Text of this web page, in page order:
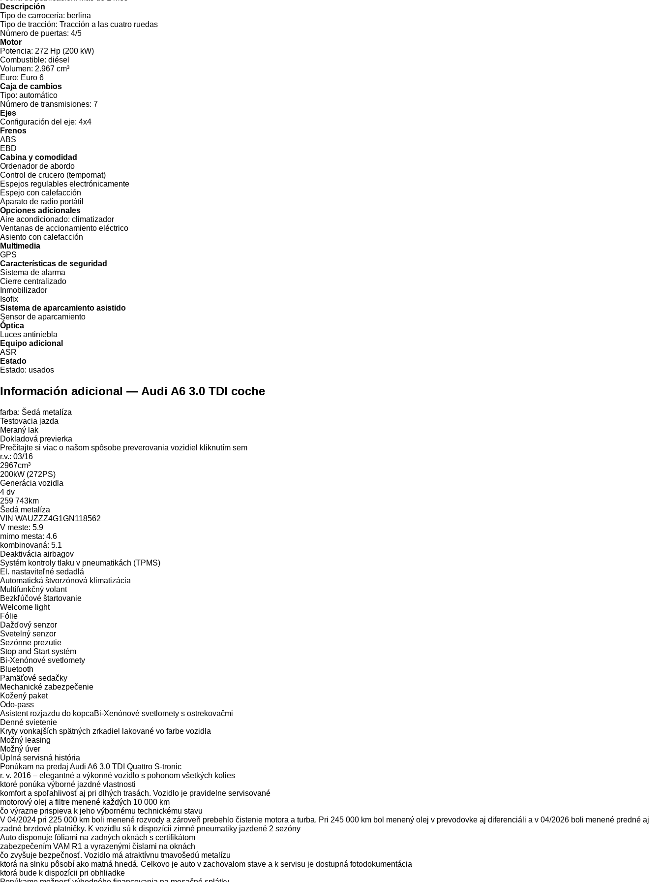
Descripción
Tipo de carrocería: berlina
Tipo de tracción: Tracción a las cuatro ruedas
Número de puertas: 4/5
Motor
Potencia: 272 Hp (200 kW)
Combustible: diésel
Volumen: 2.967 cm³
Euro: Euro 6
Caja de cambios
Tipo: automático
Número de transmisiones: 7
Ejes
Configuración del eje: 4x4
Frenos
ABS
EBD
Cabina y comodidad
Ordenador de abordo
Control de crucero (tempomat)
Espejos regulables electrónicamente
Espejo con calefacción
Aparato de radio portátil
Opciones adicionales
Aire acondicionado: climatizador
Ventanas de accionamiento eléctrico
Asiento con calefacción
Multimedia
GPS
Características de seguridad
Sistema de alarma
Cierre centralizado
Inmobilizador
Isofix
Sistema de aparcamiento asistido
Sensor de aparcamiento
Óptica
Luces antiniebla
Equipo adicional
ASR
Estado
Estado: usados
Información adicional — Audi A6 3.0 TDI coche
farba: Šedá metalíza
Testovacia jazda
Meraný lak
Dokladová previerka
Prečítajte si viac o našom spôsobe preverovania vozidiel kliknutím sem
r.v.: 03/16
2967cm³
200kW (272PS)
Generácia vozidla
4 dv
259 743km
Šedá metalíza
VIN WAUZZZ4G1GN118562
V meste: 5.9
mimo mesta: 4.6
kombinovaná: 5.1
Deaktivácia airbagov
Systém kontroly tlaku v pneumatikách (TPMS)
El. nastaviteľné sedadlá
Automatická štvorzónová klimatizácia
Multifunkčný volant
Bezkľúčové štartovanie
Welcome light
Fólie
Dažďový senzor
Svetelný senzor
Sezónne prezutie
Stop and Start systém
Bi-Xenónové svetlomety
Bluetooth
Pamäťové sedačky
Mechanické zabezpečenie
Kožený paket
Odo-pass
Asistent rozjazdu do kopcaBi-Xenónové svetlomety s ostrekovačmi
Denné svietenie
Kryty vonkajších spätných zrkadiel lakované vo farbe vozidla
Možný leasing
Možný úver
Úplná servisná história
Ponúkam na predaj Audi A6 3.0 TDI Quattro S-tronic
r. v. 2016 – elegantné a výkonné vozidlo s pohonom všetkých kolies
ktoré ponúka výborné jazdné vlastnosti
komfort a spoľahlivosť aj pri dlhých trasách. Vozidlo je pravidelne servisované
motorový olej a filtre menené každých 10 000 km
čo výrazne prispieva k jeho výbornému technickému stavu
V 04/2024 pri 225 000 km boli menené rozvody a zároveň prebehlo čistenie motora a turba. Pri 245 000 km bol menený olej v prevodovke aj diferenciáli a v 04/2026 boli menené predné aj
zadné brzdové platničky. K vozidlu sú k dispozícii zimné pneumatiky jazdené 2 sezóny
Auto disponuje fóliami na zadných oknách s certifikátom
zabezpečením VAM R1 a vyrazenými číslami na oknách
čo zvyšuje bezpečnosť. Vozidlo má atraktívnu tmavošedú metalízu
ktorá na slnku pôsobí ako matná hnedá. Celkovo je auto v zachovalom stave a k servisu je dostupná fotodokumentácia
ktorá bude k dispozícii pri obhliadke